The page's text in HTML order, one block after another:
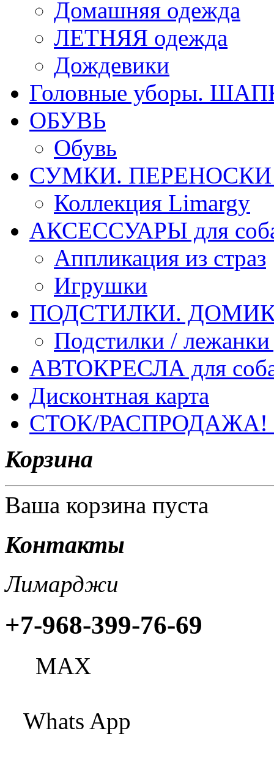
Домашняя одежда
ЛЕТНЯЯ одежда
Дождевики
Головные уборы.
ОБУВЬ
Обувь
СУМКИ. ПЕРЕНОСКИ
Коллекция Limargy
АКСЕССУАРЫ для
Аппликация из страз
Игрушки
ПОДСТИЛКИ. ДОМИКИ
Подстилки / лежанки
АВТОКРЕСЛА для
Дисконтная карта
СТОК/
Корзина
Ваша корзина пуста
Контакты
Лимарджи
+7-968-399-76-69
МАХ
Whats App